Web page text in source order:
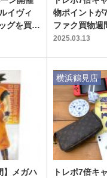
イヴィ
グを買取
物ポイントが
ファク買物週
2025.03.13
】メガハ
トレポ7倍キ
横浜鶴見店